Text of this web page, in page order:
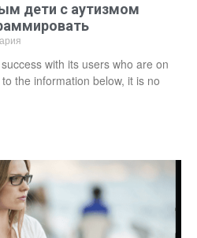
дети с аутизмом
with its users who are on
the information below, it is no